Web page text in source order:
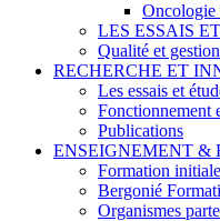
Oncologie
LES ESSAIS
Qualité et
RECHERCHE ET
Les essais et
Fonctionnement
Publications
ENSEIGNEMENT &
Formation initiale
Bergonié
Organismes